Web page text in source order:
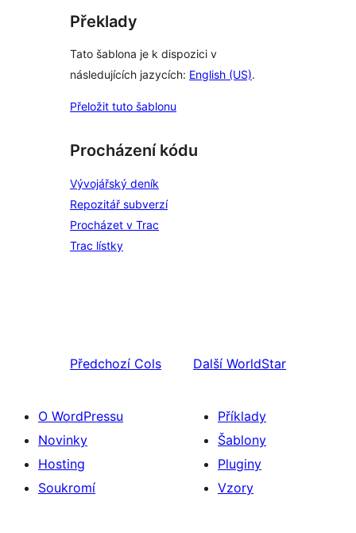
Překlady
Tato šablona je k dispozici v
následujících jazycích: English (US).
Přeložit tuto šablonu
Procházení kódu
Vývojářský deník
Repozitář subverzí
Procházet v Trac
Trac lístky
Předchozí Cols Další WorldStar
O WordPressu
Novinky
Hosting
Soukromí
Příklady
Šablony
Pluginy
Vzory